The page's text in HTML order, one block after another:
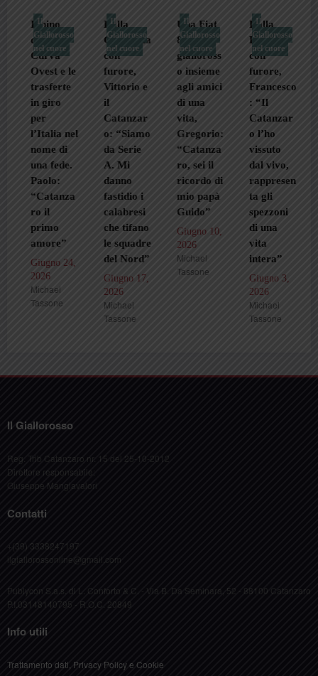
Il
Giallorosso
nel cuore
Il pino
della
Curva
Ovest e le
trasferte
in giro
per
l’Italia nel
nome di
una fede.
Paolo:
“Catanza
ro il
primo
amore”
Giugno 24,
2026
Michael
Tassone
Il
Giallorosso
nel cuore
Dalla
Germania
con
furore,
Vittorio e
il
Catanzar
o: “Siamo
da Serie
A. Mi
danno
fastidio i
calabresi
che tifano
le squadre
del Nord”
Giugno 17,
2026
Michael
Tassone
Il
Giallorosso
nel cuore
Una Fiat
850 e il
gialloross
o insieme
agli amici
di una
vita,
Gregorio:
“Catanza
ro, sei il
ricordo di
mio papà
Guido”
Giugno 10,
2026
Michael
Tassone
Il
Giallorosso
nel cuore
Dalla
Locride
con
furore,
Francesco
: “Il
Catanzar
o l’ho
vissuto
dal vivo,
rappresen
ta gli
spezzoni
di una
vita
intera”
Giugno 3,
2026
Michael
Tassone
Il Giallorosso
Reg. Trib Catanzaro nr. 15 del 25-10-2012
Direttore responsabile:
Giuseppe Mangiavalori
Contatti
+(39) 3338247197
ilgiallorossonline@gmail.com
Publycon S.a.s. di L. Conforto & C. - Via B. Da Seminara, 52 - 88100 Catanzaro
P.I.03148140795 - R.O.C. 20849
Info utili
Trattamento dati, Privacy Policy e Cookie